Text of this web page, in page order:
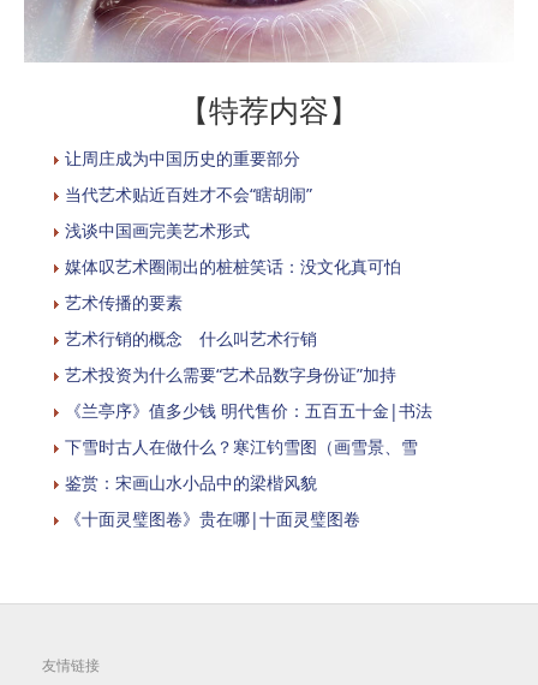
【特荐内容】
让周庄成为中国历史的重要部分
当代艺术贴近百姓才不会“瞎胡闹”
浅谈中国画完美艺术形式
媒体叹艺术圈闹出的桩桩笑话：没文化真可怕
艺术传播的要素
艺术行销的概念 什么叫艺术行销
艺术投资为什么需要“艺术品数字身份证”加持
《兰亭序》值多少钱 明代售价：五百五十金|书法
下雪时古人在做什么？寒江钓雪图（画雪景、雪
鉴赏：宋画山水小品中的梁楷风貌
《十面灵璧图卷》贵在哪|十面灵璧图卷
友情链接